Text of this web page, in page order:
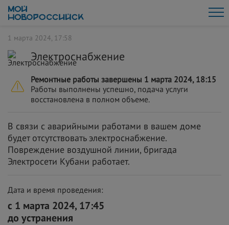
1 марта 2024, 17:58
Электроснабжение
Ремонтные работы завершены 1 марта 2024, 18:15
Работы выполнены успешно, подача услуги
восстановлена в полном объеме.
В связи с аварийными работами в вашем доме
будет отсутствовать электроснабжение.
Повреждение воздушной линии, бригада
Электросети Кубани работает.
Дата и время проведения:
с 1 марта 2024, 17:45
до устранения